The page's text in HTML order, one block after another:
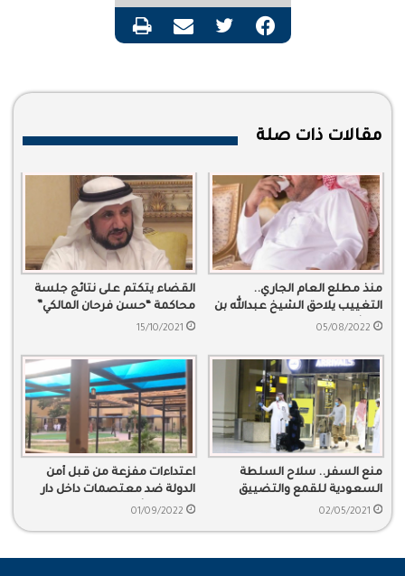
فيسبوك تويتر مشاركة عبر البريد طباعة
مقالات ذات صلة
منذ مطلع العام الجاري..
التغييب يلاحق الشيخ عبدالله بن
دغيثر05/08/2022
القضاء يتكتم على نتائج جلسة
محاكمة “حسن فرحان المالكي”
15/10/2021
منع السفر.. سلاح السلطة
السعودية للقمع والتضييق
02/05/2021
اعتداءات مفزعة من قبل أمن
الدولة ضد معتصمات داخل دار
للفتيات الأيتام
01/09/2022